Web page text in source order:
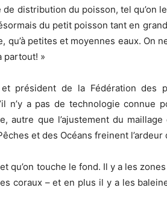
distribution du poisson, tel qu’on
du petit poisson tant en
petites et moyennes eaux. On
partout! »
président de la Fédération des
n’y a pas de technologie connue
autre que l’ajustement du
et des Océans freinent l’ardeur
qu’on touche le fond. Il y a les
coraux – et en plus il y a les